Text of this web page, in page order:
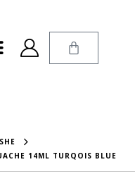
14ML TURQOIS BLUE